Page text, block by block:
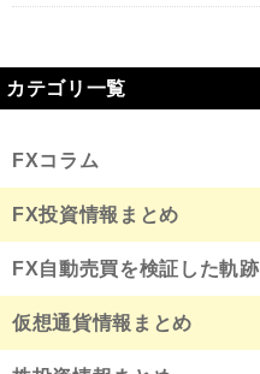
カテゴリ一覧
FXコラム
FX投資情報まとめ
FX自動売買を検証した軌跡
仮想通貨情報まとめ